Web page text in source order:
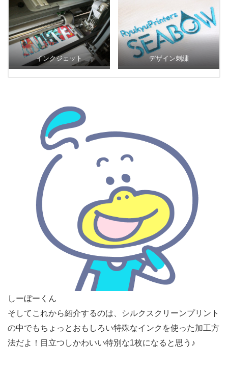
インクジェット デザイン刺繍
しーぼーくん
そしてこれから紹介するのは、シルクスクリーンプリント
の中でもちょっとおもしろい特殊なインクを使った加工方
法だよ！目立つしかわいい特別な1枚になると思う♪